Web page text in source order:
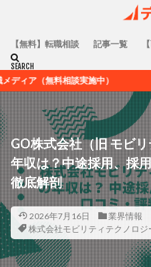
【無料】転職相談 記事一覧
実施中）
GO株式会社（旧 モビ
年収は？中途採用、採
徹底解剖
2026年7月16日
業界情報
株式会社モビリティテクノロジ